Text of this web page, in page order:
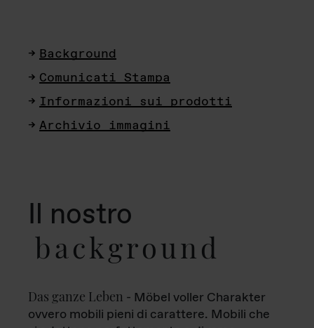
Background
Comunicati Stampa
Informazioni sui prodotti
Archivio immagini
Il nostro
background
Das ganze Leben - Möbel voller Charakter
ovvero mobili pieni di carattere. Mobili che